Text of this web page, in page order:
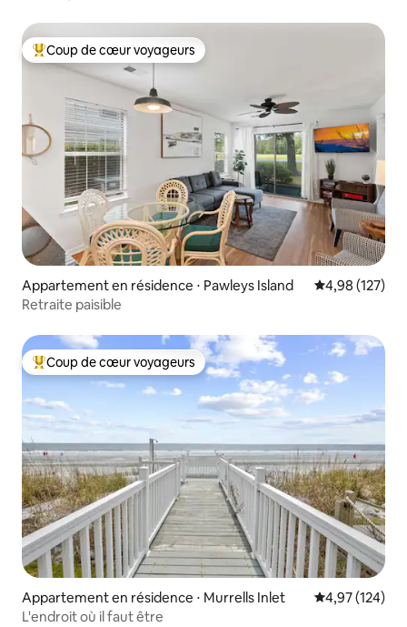
Coups de cœur voyageurs les plus appréciés
Coup de cœur voyageurs
Appartement en résidence ⋅ Pawleys Island Évaluation
4,98 (127)
Retraite paisible
Coups de cœur voyageurs les plus appréciés
Coup de cœur voyageurs
Appartement en résidence ⋅ Murrells Inlet Évaluation
4,97 (124)
L'endroit où il faut être